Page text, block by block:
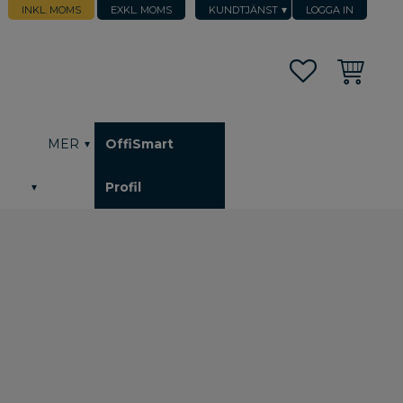
KUNDTJÄNST LOGGA IN
INKL. MOMS EXKL. MOMS
FavoriterKundvagn
MER OffiSmart
Profil